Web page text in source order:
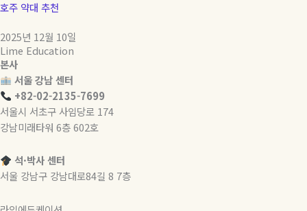
호주 약대 추천
2025년 12월 10일
Lime Education
본사
서울 강남 센터
+82-02-2135-7699
서울시 서초구 사임당로 174
강남미래타워 6층 602호
석·박사 센터
서울 강남구 강남대로84길 8 7층